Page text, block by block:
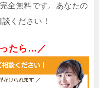
全無料です。あなたの
ください！
たら…／